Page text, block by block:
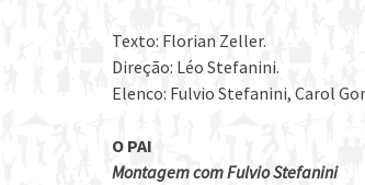
Texto: Florian Zeller.
Direção: Léo Stefanini.
Elenco: Fulvio Stefanini, Carol
O PAI
Montagem com Fulvio Stefanini